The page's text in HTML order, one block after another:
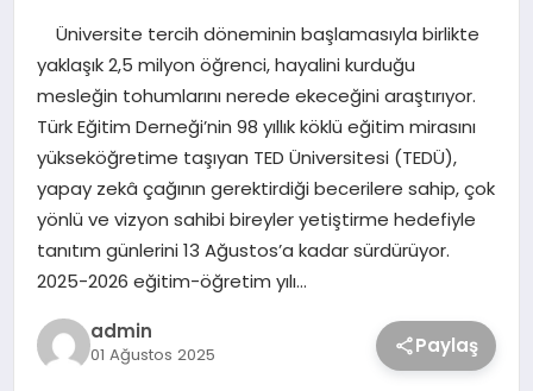
TEKNOLOJI
YAŞAM
Üniversite tercih döneminin başlamasıyla birlikte
yaklaşık 2,5 milyon öğrenci, hayalini kurduğu
mesleğin tohumlarını nerede ekeceğini araştırıyor.
Türk Eğitim Derneği’nin 98 yıllık köklü eğitim mirasını
yükseköğretime taşıyan TED Üniversitesi (TEDÜ),
yapay zekâ çağının gerektirdiği becerilere sahip, çok
yönlü ve vizyon sahibi bireyler yetiştirme hedefiyle
tanıtım günlerini 13 Ağustos’a kadar sürdürüyor.
2025-2026 eğitim-öğretim yılı…
admin
01 Ağustos 2025 Paylaş